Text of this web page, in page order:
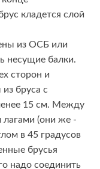
кладется слой
из ОСБ или
несущие балки.
сторон и
бруса с
15 см. Между
(они же -
в 45 градусов
брусья
надо соединить